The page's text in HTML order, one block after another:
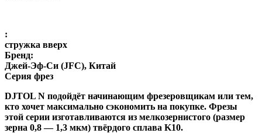
:
стружка вверх
Бренд:
Джей-Эф-Си (JFC), Китай
Серия фрез
DJTOL N подойдёт начинающим фрезеровщикам или тем,
кто хочет максимально сэкономить на покупке. Фрезы
этой серии изготавливаются из мелкозернистого (размер
зерна 0,8 — 1,3 мкм) твёрдого сплава K10.